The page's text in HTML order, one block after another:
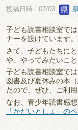
投稿日時 : 07/03
子ども読書相談室で
ナーを設けています。
さて、子どもたちに
や、やってみたいこ
子ども読書相談室で
図書及び夏休みの本
たので、ぜひ、ご利用
なお、青少年読書感
「かだいとしょ」の